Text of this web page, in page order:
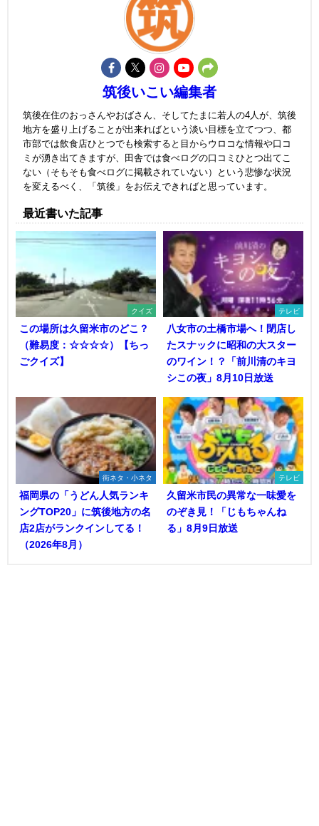
筑後いこい編集者
筑後在住のおっさんやおばさん、そしてたまに若人の4人が、筑後
地方を盛り上げることが出来ればという淡い目標を立てつつ、都
市部では飲食店ひとつでも検索すると目からウロコな情報や口コ
ミが湧き出てきますが、田舎では食べログの口コミひとつ出てこ
ない（そもそも食べログに掲載されていない）という悲惨な状況
を変えるべく、「筑後」をお伝えできればと思っています。
最近書いた記事
クイズ
この場所は久留米市のどこ？
（難易度：☆☆☆☆）【ちっ
ごクイズ】
テレビ
八女市の土橋市場へ！閉店し
たスナックに昭和の大スター
のワイン！？「前川清のキヨ
シこの夜」8月10日放送
街ネタ・小ネタ
福岡県の「うどん人気ランキ
ングTOP20」に筑後地方の名
店2店がランクインしてる！
（2026年8月）
テレビ
久留米市民の異常な一味愛を
のぞき見！「じもちゃんね
る」8月9日放送